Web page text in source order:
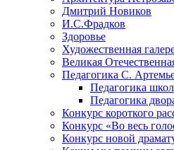
Дмитрий Новиков
И.С.Фрадков
Здоровье
Художественная
Великая
Педагогика С.
Педагогика
Педагогика
Конкурс короткого
Конкурс «Во весь
Конкурс новой